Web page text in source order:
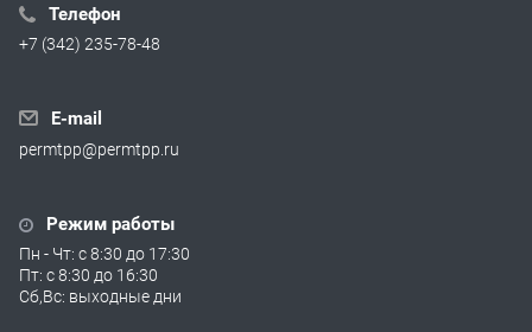
Телефон
+7 (342) 235-78-48
E-mail
permtpp@permtpp.ru
Режим работы
Пн - Чт: с 8:30 до 17:30
Пт: с 8:30 до 16:30
Сб,Вс: выходные дни